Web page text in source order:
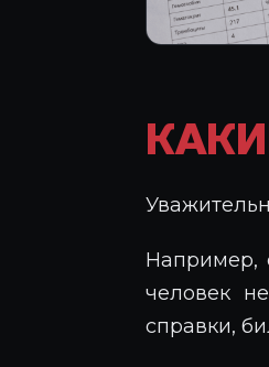
Например,
человек
справки,